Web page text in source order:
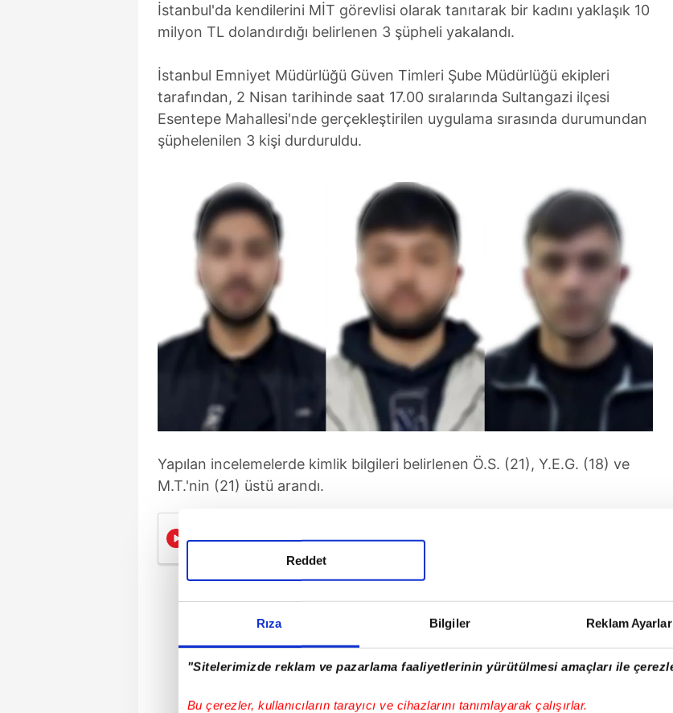
Rıza Bilgiler Reklam
"Sitelerimizde reklam ve pazarlama faaliyetlerinin yürütülmesi amaçları ile
Bu çerezler, kullanıcıların tarayıcı ve cihazlarını tanımlayarak çalışırlar.
Reddet
İstanbul'da kendilerini MİT görevlisi olarak tanıtarak bir kadını yaklaşık 10
milyon TL dolandırdığı belirlenen 3 şüpheli yakalandı.
İstanbul Emniyet Müdürlüğü Güven Timleri Şube Müdürlüğü ekipleri
tarafından, 2 Nisan tarihinde saat 17.00 sıralarında Sultangazi ilçesi
Esentepe Mahallesi'nde gerçekleştirilen uygulama sırasında durumundan
şüphelenilen 3 kişi durduruldu.
Yapılan incelemelerde kimlik bilgileri belirlenen Ö.S. (21), Y.E.G. (18) ve
M.T.'nin (21) üstü arandı.
MİT yalanıyla dolandırıcılık kamerada